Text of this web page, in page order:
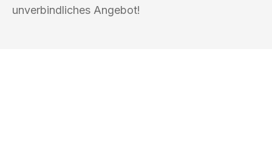
unverbindliches Angebot!